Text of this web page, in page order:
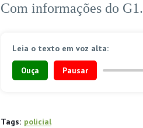
Com informações do G1.
Leia o texto em voz alta:
Ouça Pausar
Tags: policial